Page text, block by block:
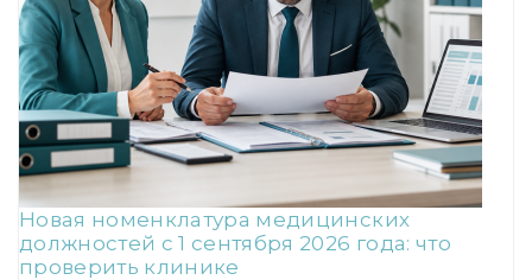
Новая номенклатура медицинских
должностей с 1 сентября 2026 года: что
проверить клинике